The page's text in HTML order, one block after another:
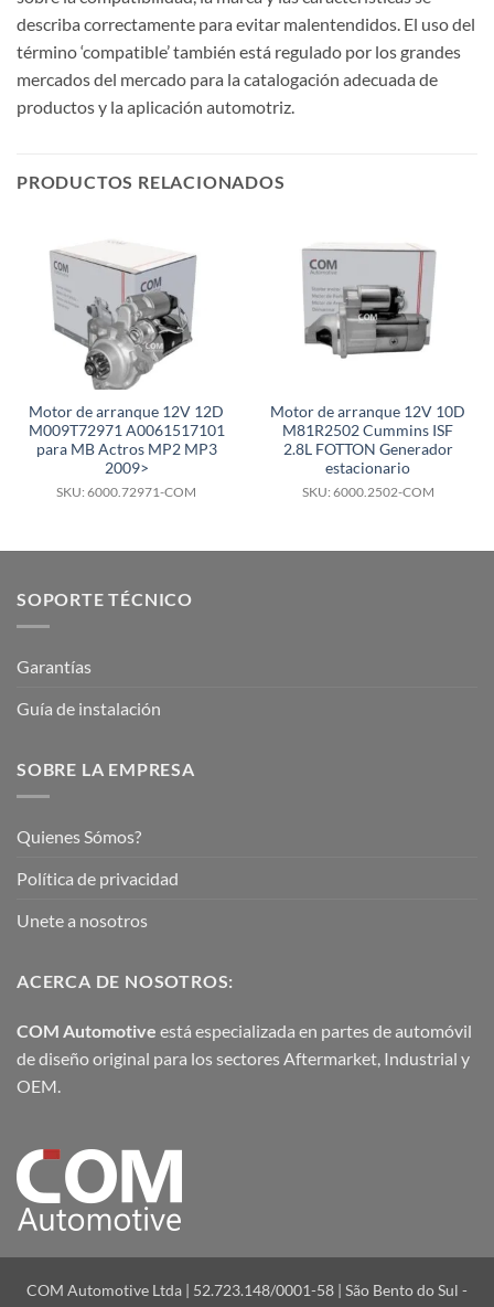
describa correctamente para evitar malentendidos. El uso del
término ‘compatible’ también está regulado por los grandes
mercados del mercado para la catalogación adecuada de
productos y la aplicación automotriz.
PRODUCTOS RELACIONADOS
Motor de arranque 12V 12D
M009T72971 A0061517101
para MB Actros MP2 MP3
2009>
SKU: 6000.72971-COM
Motor de arranque 12V 10D
M81R2502 Cummins ISF
2.8L FOTTON Generador
estacionario
SKU: 6000.2502-COM
SOPORTE TÉCNICO
Garantías
Guía de instalación
SOBRE LA EMPRESA
Quienes Sómos?
Política de privacidad
Unete a nosotros
ACERCA DE NOSOTROS:
COM Automotive está especializada en partes de automóvil
de diseño original para los sectores Aftermarket, Industrial y
OEM.
COM Automotive Ltda | 52.723.148/0001-58 | São Bento do Sul -